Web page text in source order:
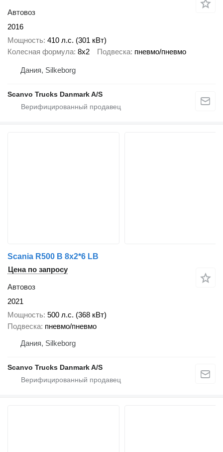
Автовоз
2016
Мощность 410 л.с. (301 кВт)
Колесная формула 8x2 Подвеска пневмо/пневмо
Дания, Silkeborg
Scanvo Trucks Danmark A/S
Scania R500 B 8x2*6 LB
Цена по запросу
Автовоз
2021
Мощность 500 л.с. (368 кВт)
Подвеска пневмо/пневмо
Дания, Silkeborg
Scanvo Trucks Danmark A/S